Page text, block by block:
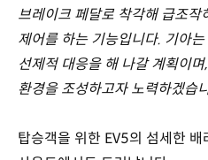
브레이크 페달로 착각해 급조작
제어를 하는 기능입니다. 기아
선제적 대응을 해 나갈 계획이
환경을 조성하고자 노력하겠습
탑승객을 위한 EV5의 섬세한